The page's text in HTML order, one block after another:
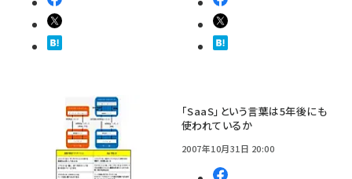
「SaaS」という言葉は5年後にも
使われているか
2007年10月31日 20:00